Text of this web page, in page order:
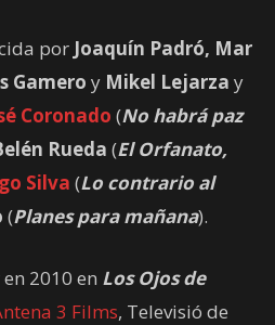
por Joaquín Padró, Mar
Gamero y Mikel Lejarza y
Coronado (No habrá paz
Rueda (El Orfanato,
Silva (Lo contrario al
(Planes para mañana).
2010 en Los Ojos de
3 Films, Televisió de